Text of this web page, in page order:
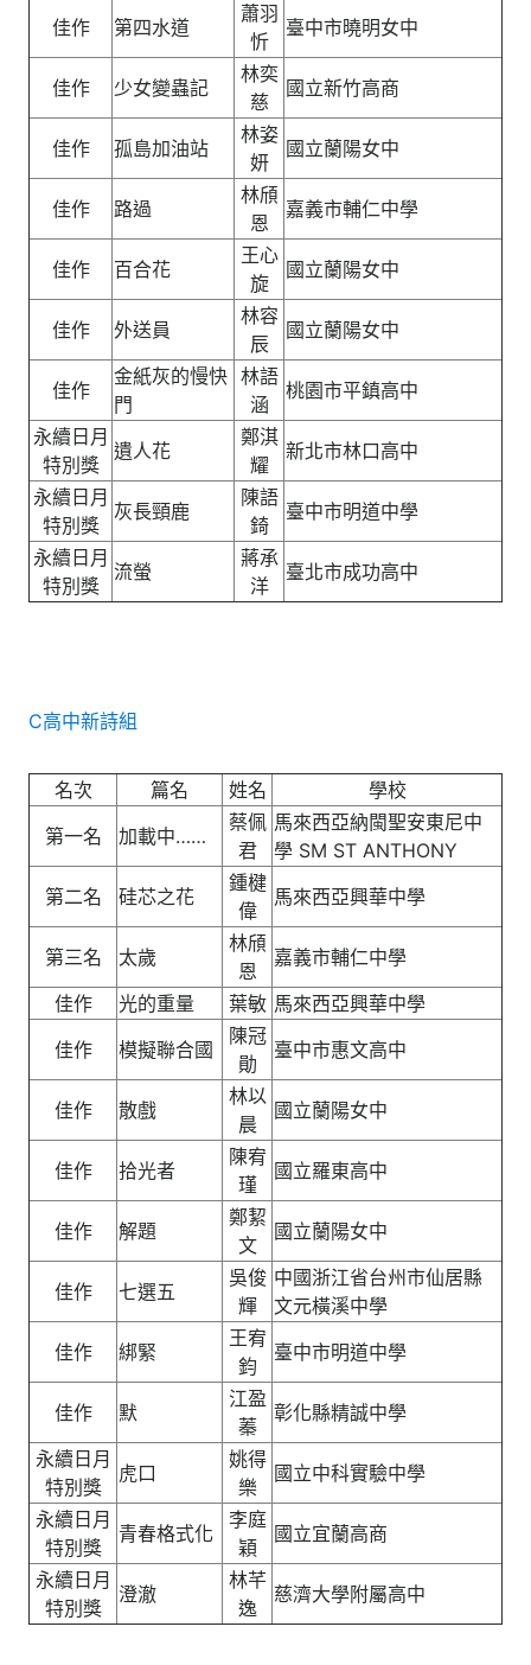
佳作 第四水道
蕭羽
忻
臺中市曉明女中
佳作 少女變蟲記
林奕
慈
國立新竹高商
佳作 孤島加油站
林姿
妍
國立蘭陽女中
佳作 路過
林頎
恩
嘉義市輔仁中學
佳作 百合花
王心
旋
國立蘭陽女中
佳作 外送員
林容
辰
國立蘭陽女中
佳作
金紙灰的慢快
門
林語
涵
桃園市平鎮高中
永續日月
特別獎
遺人花
鄭淇
耀
新北市林口高中
永續日月
特別獎
灰長頸鹿
陳語
錡
臺中市明道中學
永續日月
特別獎
流螢
蔣承
洋
臺北市成功高中
C高中新詩組
名次 篇名 姓名
學校
第一名
加載中……
蔡佩
君
馬來西亞納閩聖安東尼中
學 SM ST ANTHONY
第二名
硅芯之花
鍾楗
偉
馬來西亞興華中學
第三名 太歲
林頎
恩
嘉義市輔仁中學
佳作
光的重量 葉敏 馬來西亞興華中學
佳作
模擬聯合國
陳冠
勛
臺中市惠文高中
佳作 散戲
林以
晨
國立蘭陽女中
佳作 拾光者
陳宥
瑾
國立羅東高中
佳作 解題
鄭絜
文
國立蘭陽女中
佳作 七選五
吳俊
輝
中國浙江省台州市仙居縣
文元橫溪中學
佳作
綁緊
王宥
鈞
臺中市明道中學
佳作 默
江盈
蓁
彰化縣精誠中學
永續日月
特別獎
虎口
姚得
樂
國立中科實驗中學
永續日月
特別獎
青春格式化
李庭
穎
國立宜蘭高商
永續日月
特別獎
澄澈
林芊
逸
慈濟大學附屬高中